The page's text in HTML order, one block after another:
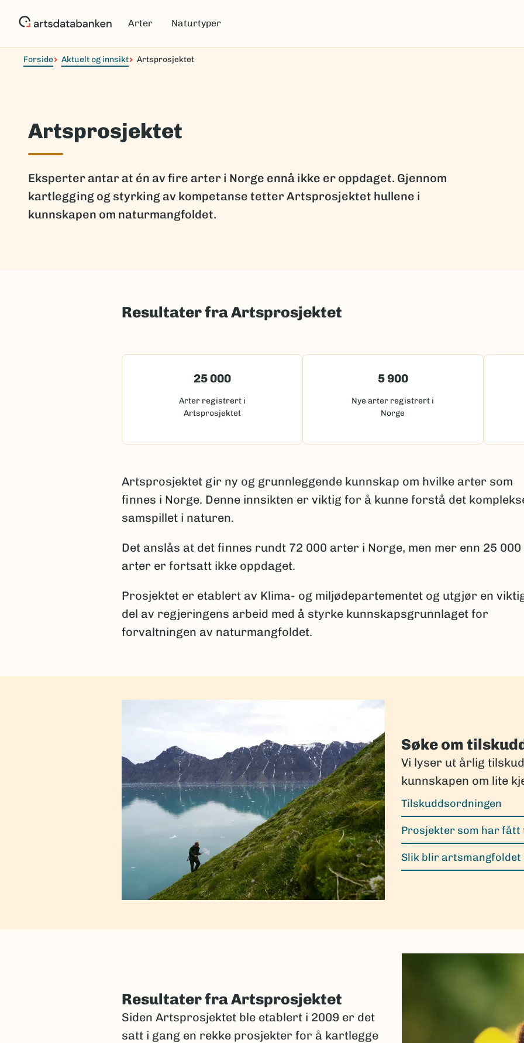
Arter Naturtyper
Forside Aktuelt og innsikt Artsprosjektet
Artsprosjektet
Eksperter antar at én av fire arter i Norge ennå ikke er oppdaget. Gjennom
kartlegging og styrking av kompetanse tetter Artsprosjektet hullene i
kunnskapen om naturmangfoldet.
Resultater fra Artsprosjektet
25 000
Arter registrert i
Artsprosjektet
5 900
Nye arter registrert i
Norge
Artsprosjektet gir ny og grunnleggende kunnskap om hvilke arter som
finnes i Norge. Denne innsikten er viktig for å kunne forstå det
samspillet i naturen.
Det anslås at det finnes rundt 72 000 arter i Norge, men mer enn 25 000
arter er fortsatt ikke oppdaget.
Prosjektet er etablert av Klima- og miljødepartementet og utgjør en
del av regjeringens arbeid med å styrke kunnskapsgrunnlaget for
forvaltningen av naturmangfoldet.
Søke om
Vi lyser ut årlig
kunnskapen om lite
Tilskuddsordningen
Prosjekter som har fått
Slik blir
Resultater fra Artsprosjektet
Siden Artsprosjektet ble etablert i 2009 er det
satt i gang en rekke prosjekter for å kartlegge